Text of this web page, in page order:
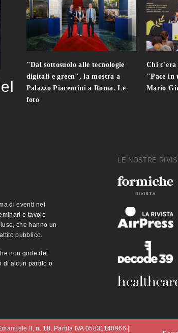
"Dal sottosuolo alle tecnologie
digitali e green", la mostra a
Palazzo Piacentini a Roma. Le
foto
Chi c'era
"Pace in
Mario
di eventi nei
e tavole
che hanno un
pubblico.
non gode del
di alcun partito o
LE NOSTRE
II, n. 18, Partita IVA 05831140966 |